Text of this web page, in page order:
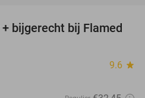
31%
bijgerecht bij Flamed
9.6 star